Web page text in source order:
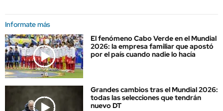
Informate más
El fenómeno Cabo Verde en el Mundial
2026: la empresa familiar que apostó
por el país cuando nadie lo hacía
Grandes cambios tras el Mundial 2026:
todas las selecciones que tendrán
nuevo DT